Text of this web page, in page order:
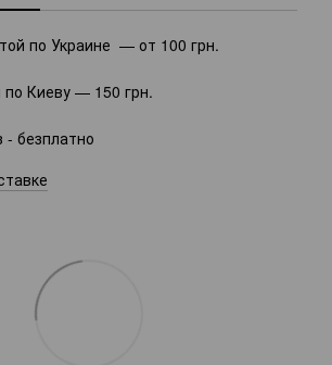
по Украине — от 100 грн.
Киеву — 150 грн.
безплатно